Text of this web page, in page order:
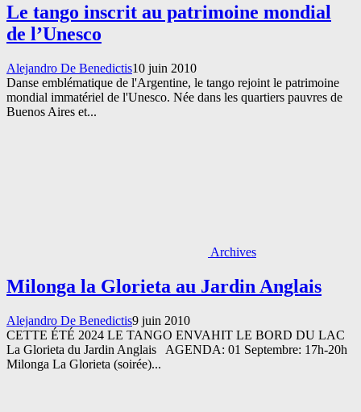
Le tango inscrit au patrimoine mondial
de l’Unesco
Alejandro De Benedictis10 juin 2010
Danse emblématique de l'Argentine, le tango rejoint le patrimoine
mondial immatériel de l'Unesco. Née dans les quartiers pauvres de
Buenos Aires et...
Archives
Milonga la Glorieta au Jardin Anglais
Alejandro De Benedictis9 juin 2010
CETTE ÉTÉ 2024 LE TANGO ENVAHIT LE BORD DU LAC
La Glorieta du Jardin Anglais AGENDA: 01 Septembre: 17h-20h
Milonga La Glorieta (soirée)...